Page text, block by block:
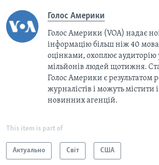
Голос Америки
Голос Америки (VOA) надає
інформацію більш ніж 40
оцінками, охоплює аудиторію
мільйонів людей щотижня.
Голос Америки є результатом
журналістів і можуть містити
новинних агенцій.
This item is part of
Актуально Світ США